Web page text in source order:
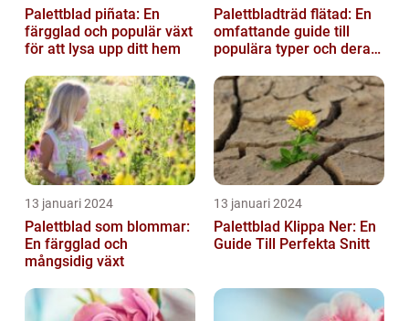
Palettblad piñata: En
färgglad och populär växt
för att lysa upp ditt hem
Palettbladträd flätad: En
omfattande guide till
populära typer och deras
13 januari 2024
Palettblad som blommar:
En färgglad och
mångsidig växt
13 januari 2024
Palettblad Klippa Ner: En
Guide Till Perfekta Snitt